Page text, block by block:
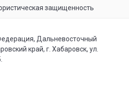
защищенность
Дальневосточный
край, г. Хабаровск, ул.